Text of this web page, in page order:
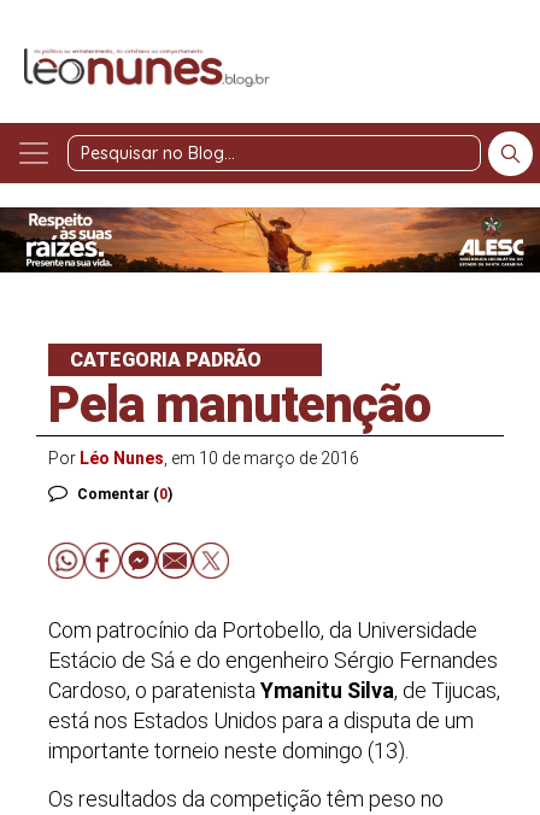
Pesquisar
Blog
CATEGORIA PADRÃO
Pela manutenção
Por Léo Nunes , em 10 de março de 2016
Comentar (0)
Com patrocínio da Portobello, da Universidade
Estácio de Sá e do engenheiro Sérgio Fernandes
Cardoso, o paratenista Ymanitu Silva, de Tijucas,
está nos Estados Unidos para a disputa de um
importante torneio neste domingo (13).
Os resultados da competição têm peso no